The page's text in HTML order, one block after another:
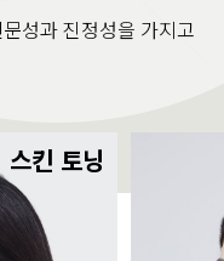
성과 진정성을 가지고
스킨 토닝